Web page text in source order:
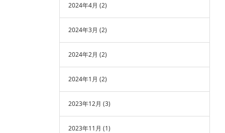
2024年4月 (2)
2024年3月 (2)
2024年2月 (2)
2024年1月 (2)
2023年12月 (3)
2023年11月 (1)